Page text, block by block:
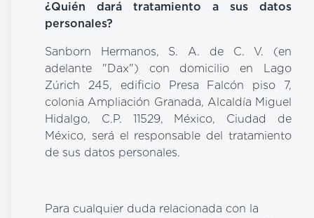
¿Quién dará tratamiento a sus datos
personales?
Sanborn Hermanos, S. A. de C. V. (en
adelante "Dax") con domicilio en Lago
Zúrich 245, edificio Presa Falcón piso 7,
colonia Ampliación Granada, Alcaldía Miguel
Hidalgo, C.P. 11529, México, Ciudad de
México, será el responsable del tratamiento
de sus datos personales.
Para cualquier duda relacionada con la